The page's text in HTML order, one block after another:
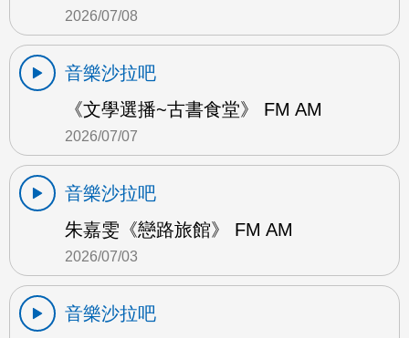
2026/07/08
音樂沙拉吧
《文學選播~古書食堂》 FM AM
2026/07/07
音樂沙拉吧
朱嘉雯《戀路旅館》 FM AM
2026/07/03
音樂沙拉吧